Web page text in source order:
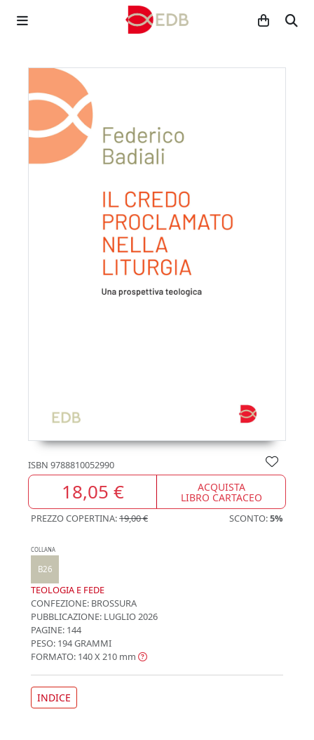
ISBN 9788810052990
18,05 € ACQUISTA
LIBRO CARTACEO
PREZZO COPERTINA:19,00 € SCONTO:5%
COLLANA
B26
TEOLOGIA E FEDE
CONFEZIONE: BROSSURA
PUBBLICAZIONE: LUGLIO 2026
PAGINE: 144
PESO: 194 GRAMMI
FORMATO: 140 X 210 mm
INDICE